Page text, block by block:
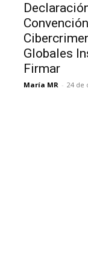
Globales
Firmar
María MR - 24 de